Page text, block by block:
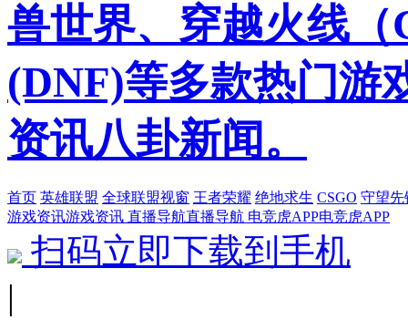
兽世界、穿越火线
(DNF)等多款热门游
资讯八卦新闻。
首页 英雄联盟 全球联盟视窗 王者荣耀 绝地求生 CSGO 守望先
游戏资讯游戏资讯 直播导航直播导航 电竞虎APP电竞虎APP
扫码立即下载到手机
|